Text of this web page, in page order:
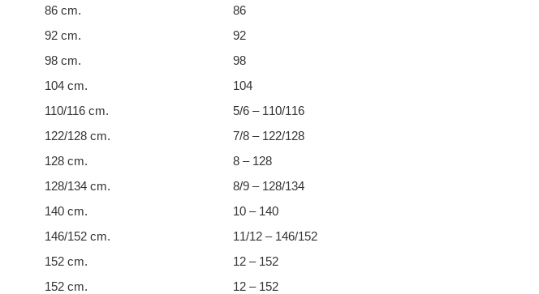
86 cm.
86
92 cm.
92
98 cm.
98
104 cm.
104
110/116 cm.
5/6 – 110/116
122/128 cm.
7/8 – 122/128
128 cm.
8 – 128
128/134 cm.
8/9 – 128/134
140 cm.
10 – 140
146/152 cm.
11/12 – 146/152
152 cm.
12 – 152
152 cm.
12 – 152